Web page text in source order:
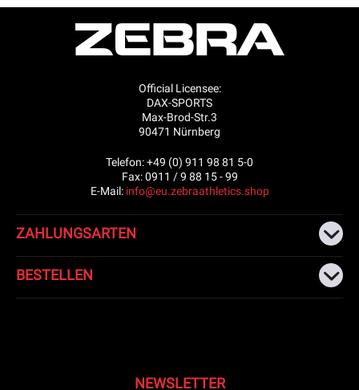
Official Licensee:
DAX-SPORTS
Max-Brod-Str.3
90471 Nürnberg
Telefon: +49 (0) 911 98 81 5-0
Fax: 0911 / 9 88 15 - 99
E-Mail: info@eu.zebraathletics.shop
ZAHLUNGSARTEN
BESTELLEN
NEWSLETTER